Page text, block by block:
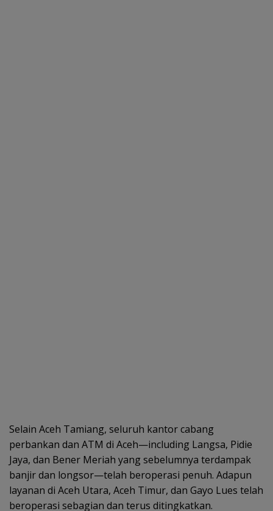
Selain Aceh Tamiang, seluruh kantor cabang
perbankan dan ATM di Aceh—including Langsa, Pidie
Jaya, dan Bener Meriah yang sebelumnya terdampak
banjir dan longsor—telah beroperasi penuh. Adapun
layanan di Aceh Utara, Aceh Timur, dan Gayo Lues telah
beroperasi sebagian dan terus ditingkatkan.